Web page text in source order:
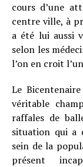
cours d’une
centre ville, à
a été lui aussi
selon les
l’on en croit
Le
véritable
raffales de
situation qui a
sein de la
présent